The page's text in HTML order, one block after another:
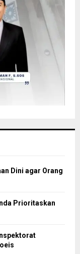
Dini agar Orang
Prioritaskan